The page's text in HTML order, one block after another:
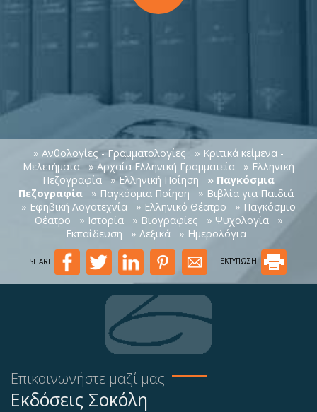
» Ανθολογίες - Γραμματολογίες
» Κριτικά κείμενα -
Μελετήματα
» Αρχαία Ελληνική Γραμματεία
» Ελληνική
Πεζογραφία
» Ελληνική Ποίηση
» Παγκόσμια
Πεζογραφία
» Παγκόσμια Ποίηση
» Βιβλία για Παιδιά
» Εφηβική Λογοτεχνία
» Ελληνικό Θέατρο
» Παγκόσμιο
Θέατρο
» Ιστορία » Βιογραφίες » Ψυχολογία
»
Εκπαίδευση
» Λεξικά » Ημερολόγια
SHARE ΕΚΤΥΠΩΣΗ
Επικοινωνήστε μαζί μας
Εκδόσεις Σοκόλη